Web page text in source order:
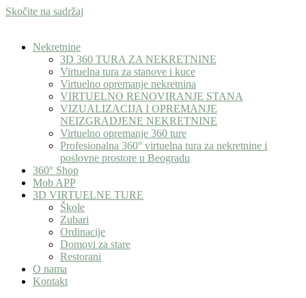
Skočite na sadržaj
Nekretnine
3D 360 TURA ZA NEKRETNINE
Virtuelna tura za stanove i kuce
Virtuelno opremanje nekretnina
VIRTUELNO RENOVIRANJE STANA
VIZUALIZACIJA I OPREMANJE
NEIZGRADJENE NEKRETNINE
Virtuelno opremanje 360 ture
Profesionalna 360° virtuelna tura za nekretnine i
poslovne prostore u Beogradu
360° Shop
Mob APP
3D VIRTUELNE TURE
Škole
Zubari
Ordinacije
Domovi za stare
Restorani
O nama
Kontakt